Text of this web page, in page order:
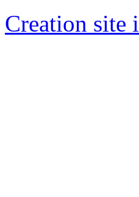
Creation site